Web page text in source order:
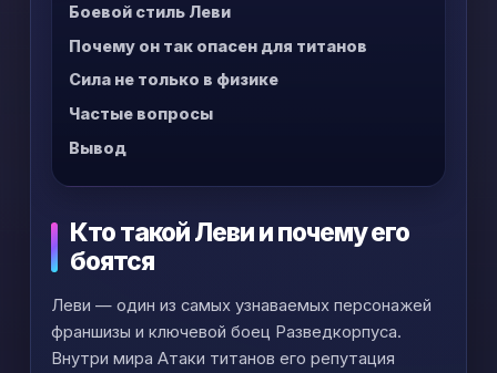
Боевой стиль Леви
Почему он так опасен для титанов
Сила не только в физике
Частые вопросы
Вывод
Кто такой Леви и почему его
боятся
Леви — один из самых узнаваемых персонажей
франшизы и ключевой боец Разведкорпуса.
Внутри мира Атаки титанов его репутация